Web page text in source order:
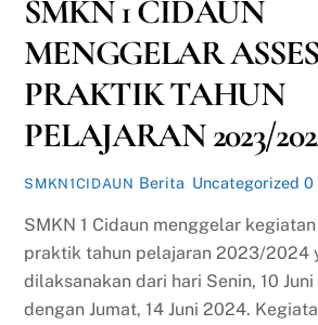
SMKN 1 CIDAUN
MENGGELAR
PRAKTIK TAHUN
PELAJARAN 2023/
SMKN1CIDAUN Berita Uncategorized 0
SMKN 1 Cidaun menggelar
praktik tahun pelajaran 2023/2024
dilaksanakan dari hari Senin, 10
dengan Jumat, 14 Juni 2024.